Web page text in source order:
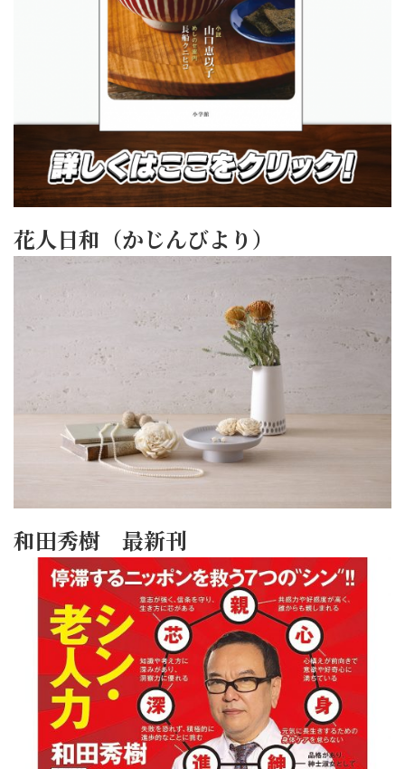
花人日和（かじんびより）
和田秀樹 最新刊